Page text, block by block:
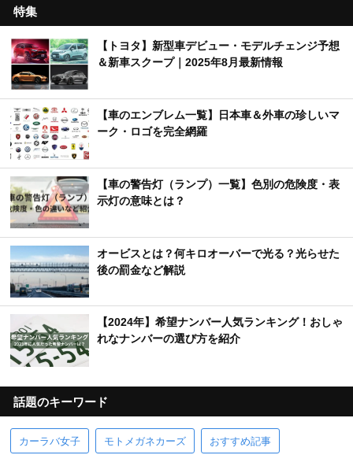
特集
【トヨタ】新型車デビュー・モデルチェンジ予想
＆新車スクープ｜2025年8月最新情報
【車のエンブレム一覧】日本車＆外車の珍しいマ
ーク・ロゴを完全網羅
【車の警告灯（ランプ）一覧】色別の危険度・表
示灯の意味とは？
オービスとは？何キロオーバーで光る？光らせた
後の罰金など解説
【2024年】希望ナンバー人気ランキング！おしゃ
れなナンバーの選び方を紹介
話題のキーワード
カーラバ女子 モトメガネカーズ おすすめ記事